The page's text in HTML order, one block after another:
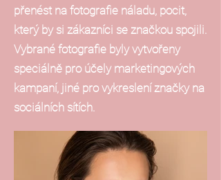
přenést na fotografie náladu, pocit,
který by si zákazníci se značkou spojili.
Vybrané fotografie byly vytvořeny
speciálně pro účely marketingových
kampaní, jiné pro vykreslení značky na
sociálních sítích.